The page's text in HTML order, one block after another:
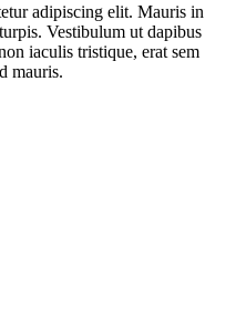
adipiscing elit. Mauris in
Vestibulum ut dapibus
iaculis tristique, erat sem
mauris.